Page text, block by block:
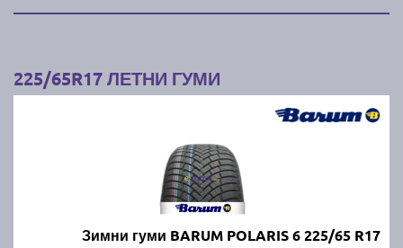
225/65R17 ЛЕТНИ ГУМИ
Зимни гуми BARUM POLARIS 6 225/65 R17